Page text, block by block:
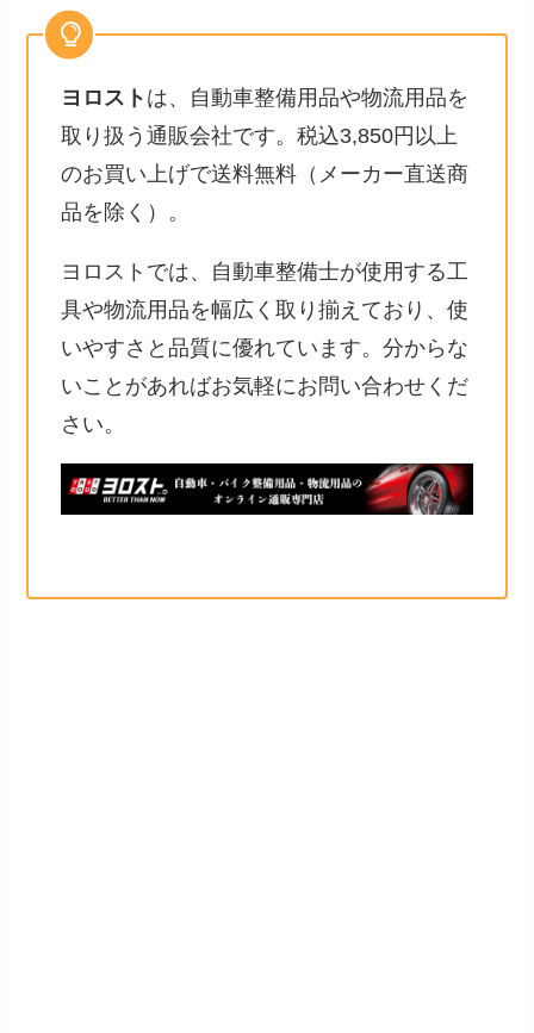
ヨロスト は、自動車整備用品や物流用品を
取り扱う通販会社です。税込3,850円以上
のお買い上げで送料無料（メーカー直送商
品を除く）。
ヨロストでは、自動車整備士が使用する工
具や物流用品を幅広く取り揃えており、使
いやすさと品質に優れています。分からな
いことがあればお気軽にお問い合わせくだ
さい。